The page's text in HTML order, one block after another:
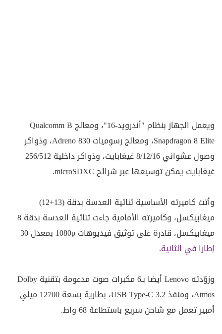
ويعمل الجهاز بنظام "أندرويد-16"، ومعالج Qualcomm B
Snapdragon 8 Elite، ومعالج رسوميات Adreno 830، وذواكر
وصول عشوائي 8/12/16 غيغابايت، وذواكر داخلية 256/512
غيغابايت يمكن توسيعها عبر شرائح microSDXC.
وأتت كاميرته الأساسية ثنائية العدسة بدقة (13+12)
ميغابيكسل، وكاميرته الأمامية جاءت ثنائية العدسة بدقة 8
ميغابيكسل، قادرة على توثيق فيديوهات 1080p بمعدل 30
إطارا في الثانية.
وزوّدته Lenovo أيضا بـ6 مكبرات صوت مدعومة بتقنية Dolby
Atmos، ومنفذ USB Type-C 3.2، بطارية بسعة 12700 ميلي
أمبير تعمل مع شاحن سريع باستطاعة 68 واط.